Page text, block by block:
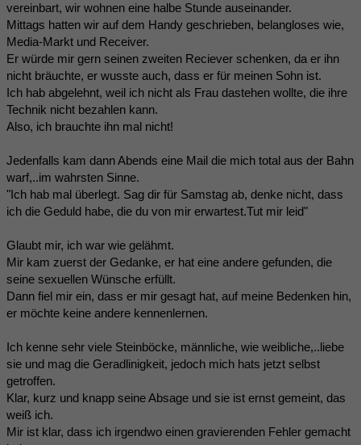
vereinbart, wir wohnen eine halbe Stunde auseinander.
Mittags hatten wir auf dem Handy geschrieben, belangloses wie,
Media-Markt und Receiver.
Er würde mir gern seinen zweiten Reciever schenken, da er ihn
nicht bräuchte, er wusste auch, dass er für meinen Sohn ist.
Ich hab abgelehnt, weil ich nicht als Frau dastehen wollte, die ihre
Technik nicht bezahlen kann.
Also, ich brauchte ihn mal nicht!
Jedenfalls kam dann Abends eine Mail die mich total aus der Bahn
warf,..im wahrsten Sinne.
"Ich hab mal überlegt. Sag dir für Samstag ab, denke nicht, dass
ich die Geduld habe, die du von mir erwartest.Tut mir leid"
Glaubt mir, ich war wie gelähmt.
Mir kam zuerst der Gedanke, er hat eine andere gefunden, die
seine sexuellen Wünsche erfüllt.
Dann fiel mir ein, dass er mir gesagt hat, auf meine Bedenken hin,
er möchte keine andere kennenlernen.
Ich kenne sehr viele Steinböcke, männliche, wie weibliche,..liebe
sie und mag die Geradlinigkeit, jedoch mich hats jetzt selbst
getroffen.
Klar, kurz und knapp seine Absage und sie ist ernst gemeint, das
weiß ich.
Mir ist klar, dass ich irgendwo einen gravierenden Fehler gemacht